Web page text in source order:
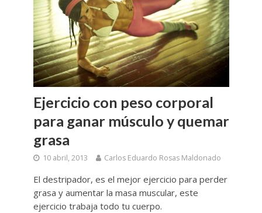
Ejercicio con peso corporal
para ganar músculo y quemar
grasa
10 abril, 2013 Carlos Eduardo Rosas Maldonado
El destripador, es el mejor ejercicio para perder
grasa y aumentar la masa muscular, este
ejercicio trabaja todo tu cuerpo.